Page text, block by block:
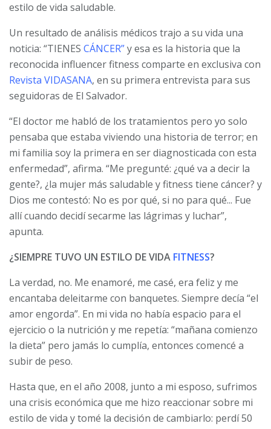
estilo de vida saludable.
Un resultado de análisis médicos trajo a su vida una
noticia: “TIENES CÁNCER”y esa es la historia que la
reconocida influencer fitness comparte en exclusiva con
Revista VIDASANA, en su primera entrevista para sus
seguidoras de El Salvador.
“El doctor me habló de los tratamientos pero yo solo
pensaba que estaba viviendo una historia de terror; en
mi familia soy la primera en ser diagnosticada con esta
enfermedad”, afirma. “Me pregunté: ¿qué va a decir la
gente?, ¿la mujer más saludable y fitness tiene cáncer? y
Dios me contestó: No es por qué, si no para qué... Fue
allí cuando decidí secarme las lágrimas y luchar”,
apunta.
¿SIEMPRE TUVO UN ESTILO DE VIDA FITNESS?
La verdad, no. Me enamoré, me casé, era feliz y me
encantaba deleitarme con banquetes. Siempre decía “el
amor engorda”. En mi vida no había espacio para el
ejercicio o la nutrición y me repetía: “mañana comienzo
la dieta” pero jamás lo cumplía, entonces comencé a
subir de peso.
Hasta que, en el año 2008, junto a mi esposo, sufrimos
una crisis económica que me hizo reaccionar sobre mi
estilo de vida y tomé la decisión de cambiarlo: perdí 50